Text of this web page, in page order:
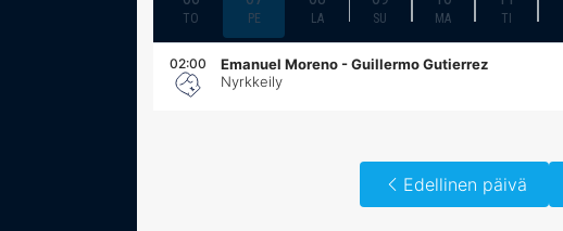
TO PE LA SU MA TI
02:00
Emanuel Moreno - Guillermo Gutierrez
Nyrkkeily
Edellinen päivä